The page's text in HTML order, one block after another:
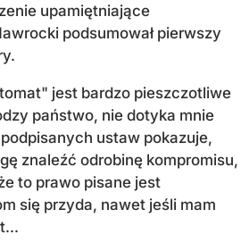
upamiętniające
podsumował pierwszy
jest bardzo pieszczotliwe
państwo, nie dotyka mnie
ustaw pokazuje,
znaleźć odrobinę kompromisu,
to prawo pisane jest
się przyda, nawet jeśli mam